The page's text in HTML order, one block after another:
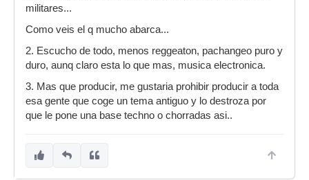
militares...
Como veis el q mucho abarca...
2. Escucho de todo, menos reggeaton, pachangeo puro y
duro, aunq claro esta lo que mas, musica electronica.
3. Mas que producir, me gustaria prohibir producir a toda
esa gente que coge un tema antiguo y lo destroza por
que le pone una base techno o chorradas asi..